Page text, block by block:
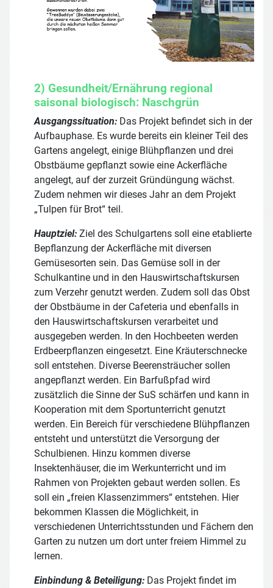
2) Gesundheit/Ernährung regional
saisonal biologisch: Naschgrün
Ausgangssituation: Das Projekt befindet sich in der
Aufbauphase. Es wurde bereits ein kleiner Teil des
Gartens angelegt, einige Blühpflanzen und drei
Obstbäume gepflanzt sowie eine Ackerfläche
angelegt, auf der zurzeit Gründüngung wächst.
Zudem nehmen wir dieses Jahr an dem Projekt
„Tulpen für Brot“ teil.
Hauptziel: Ziel des Schulgartens soll eine etablierte
Bepflanzung der Ackerfläche mit diversen
Gemüsesorten sein. Das Gemüse soll in der
Schulkantine und in den Hauswirtschaftskursen
zum Verzehr genutzt werden. Zudem soll das Obst
der Obstbäume in der Cafeteria und ebenfalls in
den Hauswirtschaftskursen verarbeitet und
ausgegeben werden. In den Hochbeeten werden
Erdbeerpflanzen eingesetzt. Eine Kräuterschnecke
soll entstehen. Diverse Beerensträucher sollen
angepflanzt werden. Ein Barfußpfad wird
zusätzlich die Sinne der SuS schärfen und kann in
Kooperation mit dem Sportunterricht genutzt
werden. Ein Bereich für verschiedene Blühpflanzen
entsteht und unterstützt die Versorgung der
Schulbienen. Hinzu kommen diverse
Insektenhäuser, die im Werkunterricht und im
Rahmen von Projekten gebaut werden sollen. Es
soll ein „freien Klassenzimmers“ entstehen. Hier
bekommen Klassen die Möglichkeit, in
verschiedenen Unterrichtsstunden und Fächern den
Garten zu nutzen um dort unter freiem Himmel zu
lernen.
Einbindung & Beteiligung: Das Projekt findet im